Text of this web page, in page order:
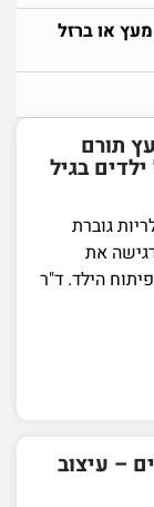
או ברזל
תורם
בגיל
גוברת
את
הילד. ד"ר
– עיצוב